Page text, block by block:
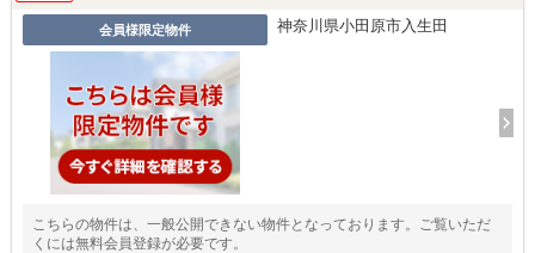
会員様限定物件 神奈川県小田原市入生田
こちらの物件は、一般公開できない物件となっております。ご覧いただ
くには無料会員登録が必要です。